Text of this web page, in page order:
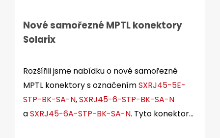
Nové samořezné MPTL konektory
Solarix
Rozšířili jsme nabídku o nové samořezné
MPTL konektory s označenímSXRJ45-5E-
STP-BK-SA-N,SXRJ45-6-STP-BK-SA-N
aSXRJ45-6A-STP-BK-SA-N. Tyto konektory